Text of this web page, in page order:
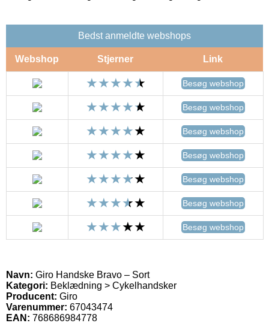
Bedst anmeldte webshops
Webshop Stjerner Link
Besøg webshop
Besøg webshop
Besøg webshop
Besøg webshop
Besøg webshop
Besøg webshop
Besøg webshop
Navn: Giro Handske Bravo – Sort
Kategori: Beklædning > Cykelhandsker
Producent: Giro
Varenummer: 67043474
EAN: 768686984778